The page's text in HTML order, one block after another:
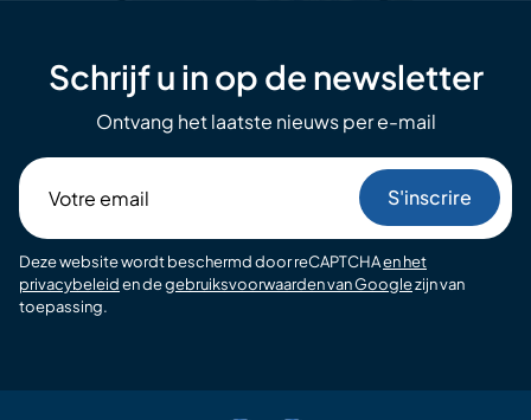
Schrijf u in op de newsletter
Ontvang het laatste nieuws per e-mail
email
Deze website wordt beschermd door reCAPTCHAen het
privacybeleiden degebruiksvoorwaarden van Googlezijn van
toepassing.